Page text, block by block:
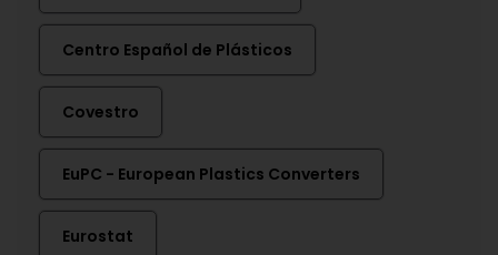
Centro Español de Plásticos
Covestro
EuPC - European Plastics Converters
Eurostat